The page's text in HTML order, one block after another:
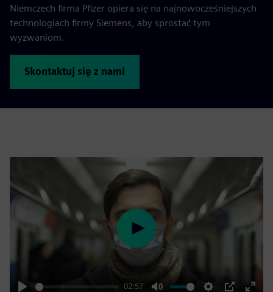
Niemczech firma Pfizer opiera się na najnowocześniejszych
technologiach firmy Siemens, aby sprostać tym
wyzwaniom.
Skontaktuj się z nami
02:57
Play